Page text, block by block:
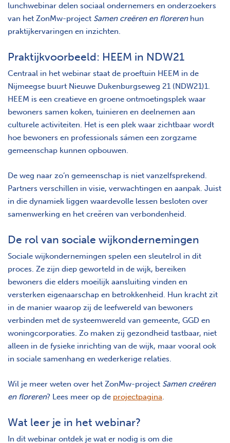
lunchwebinar delen sociaal ondernemers en onderzoekers
van het ZonMw-project Samen creëren en florerenhun
praktijkervaringen en inzichten.
Praktijkvoorbeeld: HEEM in NDW21
Centraal in het webinar staat de proeftuin HEEM in de
Nijmeegse buurt Nieuwe Dukenburgseweg 21 (NDW21)1.
HEEM is een creatieve en groene ontmoetingsplek waar
bewoners samen koken, tuinieren en deelnemen aan
culturele activiteiten. Het is een plek waar zichtbaar wordt
hoe bewoners en professionals sámen een zorgzame
gemeenschap kunnen opbouwen.
De weg naar zo’n gemeenschap is niet vanzelfsprekend.
Partners verschillen in visie, verwachtingen en aanpak. Juist
in die dynamiek liggen waardevolle lessen besloten over
samenwerking en het creëren van verbondenheid.
De rol van sociale wijkondernemingen
Sociale wijkondernemingen spelen een sleutelrol in dit
proces. Ze zijn diep geworteld in de wijk, bereiken
bewoners die elders moeilijk aansluiting vinden en
versterken eigenaarschap en betrokkenheid. Hun kracht zit
in de manier waarop zij de leefwereld van bewoners
verbinden met de systeemwereld van gemeente, GGD en
woningcorporaties. Zo maken zij gezondheid tastbaar, niet
alleen in de fysieke inrichting van de wijk, maar vooral ook
in sociale samenhang en wederkerige relaties.
Wil je meer weten over het ZonMw-project Samen creëren
en floreren? Lees meer op de projectpagina.
Wat leer je in het webinar?
In dit webinar ontdek je wat er nodig is om die